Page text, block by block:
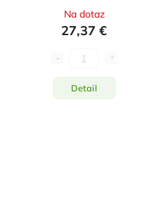
Small Parrots 4kg
Na dotaz
27,37 €
Detail